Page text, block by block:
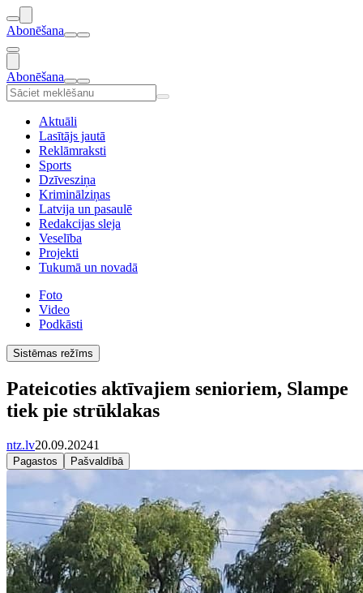
Abonēšana
Abonēšana
Aktuāli
Lasītājs jautā
Reklāmraksti
Sports
Dzīvesziņa
Kriminālziņas
Latvija un pasaulē
Redakcijas sleja
Veselība
Projekti
Tukumā un novadā
Foto
Video
Podkāsti
Sistēmas režīms
Pateicoties aktīvajiem senioriem, Slampe
tiek pie strūklakas
ntz.lv20.09.20241
Pagastos Pašvaldībā